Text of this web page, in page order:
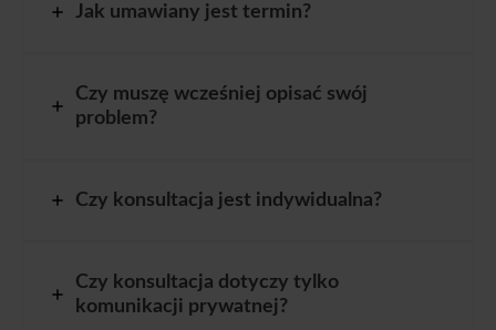
Jak umawiany jest termin?
Czy muszę wcześniej opisać swój
problem?
Czy konsultacja jest indywidualna?
Czy konsultacja dotyczy tylko
komunikacji prywatnej?